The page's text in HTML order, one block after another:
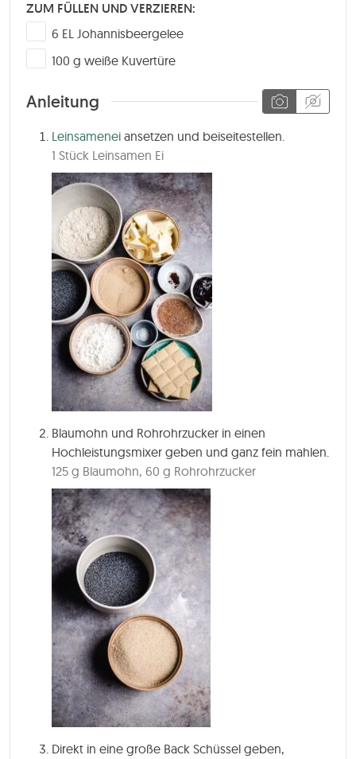
ZUM FÜLLEN UND VERZIEREN:
▢
6 EL Johannisbeergelee
▢
100 g weiße Kuvertüre
Anleitung
Leinsamenei ansetzen und beiseitestellen.
1 Stück Leinsamen Ei
Blaumohn und Rohrohrzucker in einen
Hochleistungsmixer geben und ganz fein mahlen.
125 g Blaumohn, 60 g Rohrohrzucker
Direkt in eine große Back Schüssel geben,